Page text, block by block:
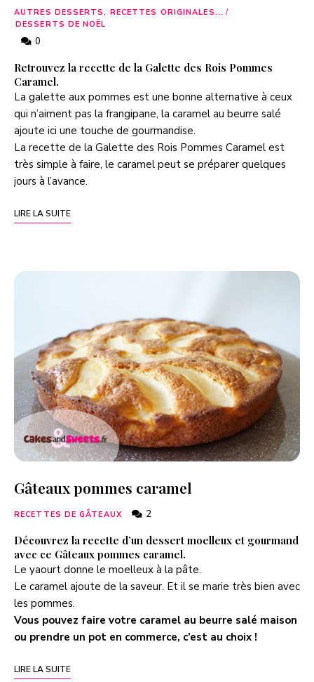
AUTRES DESSERTS, RECETTES ORIGINALES... /
DESSERTS DE NOËL
0
Retrouvez la recette de la Galette des Rois Pommes
Caramel.
La galette aux pommes est une bonne alternative à ceux
qui n’aiment pas la frangipane, la caramel au beurre salé
ajoute ici une touche de gourmandise.
La recette de la Galette des Rois Pommes Caramel est
très simple à faire, le caramel peut se préparer quelques
jours à l’avance.
LIRE LA SUITE
Gâteaux pommes caramel
RECETTES DE GÂTEAUX 2
Découvrez la recette d’un dessert moelleux et gourmand
avec ce Gâteaux pommes caramel.
Le yaourt donne le moelleux à la pâte.
Le caramel ajoute de la saveur. Et il se marie très bien avec
les pommes.
Vous pouvez faire votre caramel au beurre salé maison
ou prendre un pot en commerce, c’est au choix !
LIRE LA SUITE